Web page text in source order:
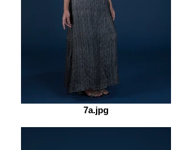
7a.jpg